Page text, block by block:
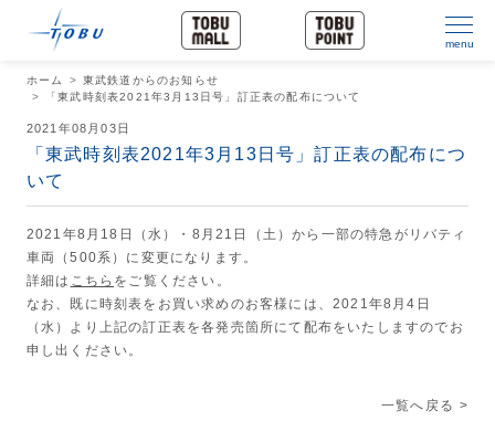
menu
ホーム
東武鉄道からのお知らせ
「東武時刻表2021年3月13日号」訂正表の配布について
2021年08月03日
「東武時刻表2021年3月13日号」訂正表の配布につ
いて
2021年8月18日（水）・8月21日（土）から一部の特急がリバティ
車両（500系）に変更になります。
詳細は こちら をご覧ください。
なお、既に時刻表をお買い求めのお客様には、2021年8月4日
（水）より上記の訂正表を各発売箇所にて配布をいたしますのでお
申し出ください。
一覧へ戻る